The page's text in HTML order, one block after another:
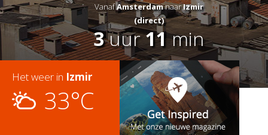
VanafAmsterdamnaarIzmir
(direct)
3uur11min
Het weer in Izmir
33°C